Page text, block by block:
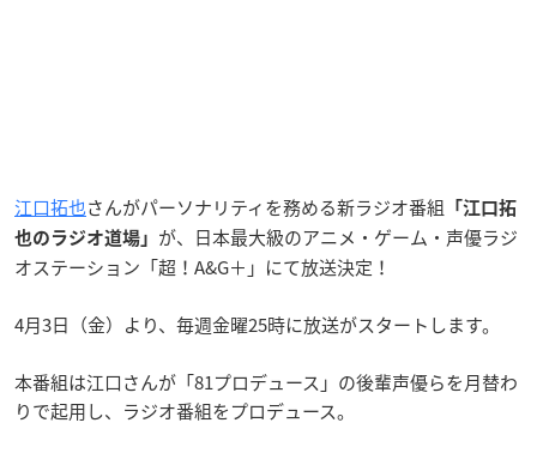
江口拓也さんがパーソナリティを務める新ラジオ番組 「江口拓
也のラジオ道場」 が、日本最大級のアニメ・ゲーム・声優ラジ
オステーション「超！A&G＋」にて放送決定！
4月3日（金）より、毎週金曜25時に放送がスタートします。
本番組は江口さんが「81プロデュース」の後輩声優らを月替わ
りで起用し、ラジオ番組をプロデュース。